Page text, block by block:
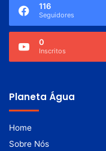
116
Seguidores
0
Inscritos
Planeta Água
Home
Sobre Nós